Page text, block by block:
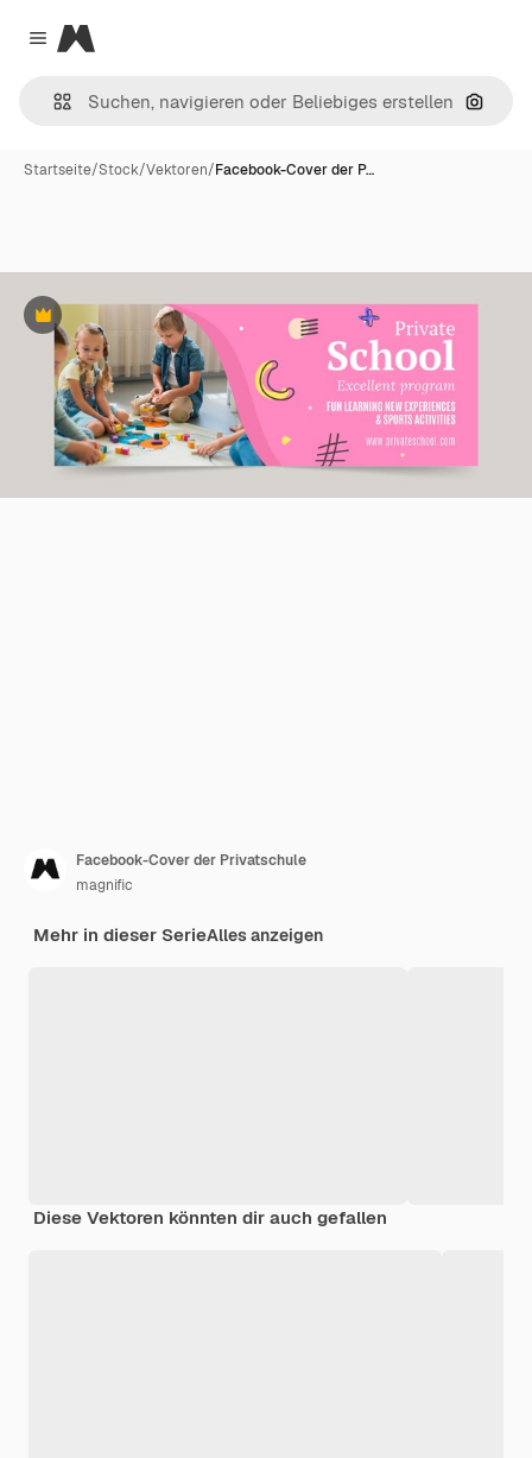
Close menu
Magnific
Nach
Startseite/Stock/Vektoren/Facebook-Cover der P…
Premium
Facebook-Cover der Privatschule
magnific
Mehr in dieser SerieAlles anzeigen
Diese Vektoren könnten dir auch gefallen